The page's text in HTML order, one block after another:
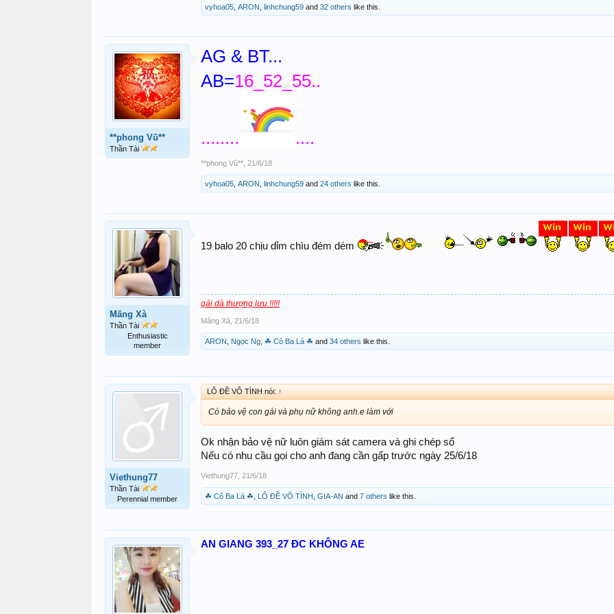
vyhoa05 ARON linhchung59 and 32 others like this.
**phong Vũ**
Thần Tài
AG & BT...
AB=16_52_55..
........ ....
**phong Vũ** 21/6/18
vyhoa05 ARON linhchung59 and 24 others like this.
Mãng Xà
Thần Tài
Enthusiastic
member
19 balo 20 chịu dỉm chìu đém dém
gái dà thượng lưu !!!!!
Mãng Xà 21/6/18
ARON Ngọc Ng ☘ Cỏ Ba Lá ☘ and 34 others like this.
Viethung77
Thần Tài
Perennial member
LÔ ĐỀ VÔ TÌNH nói: ↑
Có bảo vệ con gái và phụ nữ không anh.e làm với
Ok nhận bảo vệ nữ luôn giám sát camera và ghi chép sổ
Nếu có nhu cầu gọi cho anh đang cần gấp trước ngày 25/6/18
Viethung77 21/6/18
☘ Cỏ Ba Lá ☘ LÔ ĐỀ VÔ TÌNH GIA-AN and 7 others like this.
AN GIANG 393_27 ĐC KHÔNG AE